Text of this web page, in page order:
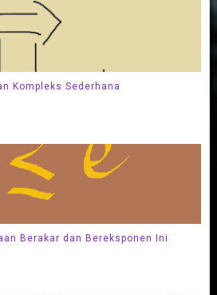
Kompleks Sederhana
Berakar dan Bereksponen Ini